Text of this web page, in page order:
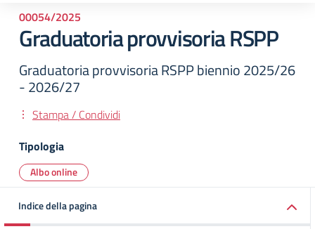
00054/2025
Graduatoria provvisoria RSPP
Graduatoria provvisoria RSPP biennio 2025/26
- 2026/27
Stampa / Condividi
Tipologia
Albo online
Indice della pagina